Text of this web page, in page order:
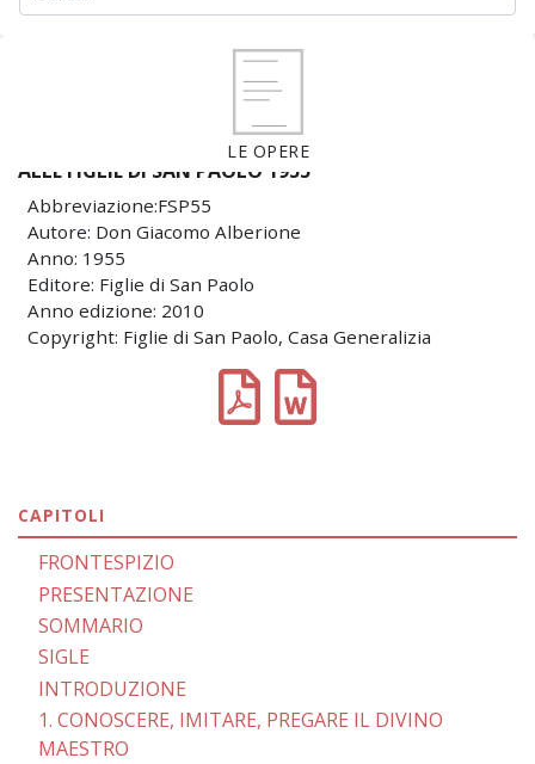
LE OPERE
ALLE FIGLIE DI SAN PAOLO 1955
Abbreviazione:FSP55
Autore: Don Giacomo Alberione
Anno: 1955
Editore: Figlie di San Paolo
Anno edizione: 2010
Copyright: Figlie di San Paolo, Casa Generalizia
CAPITOLI
FRONTESPIZIO
PRESENTAZIONE
SOMMARIO
SIGLE
INTRODUZIONE
1. CONOSCERE, IMITARE, PREGARE IL DIVINO
MAESTRO